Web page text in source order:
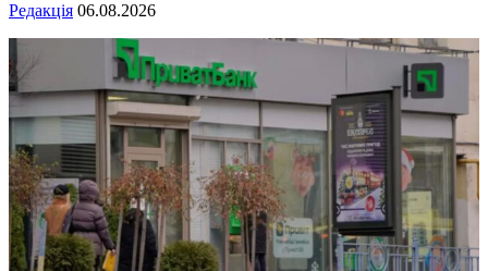
Редакція 06.08.2026